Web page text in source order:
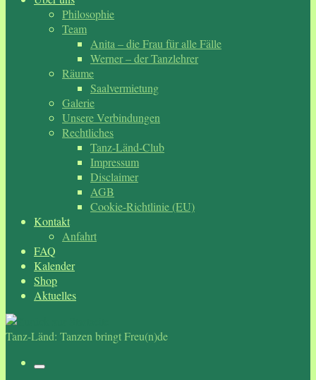
Philosophie
Team
Anita – die Frau für alle Fälle
Werner – der Tanzlehrer
Räume
Saalvermietung
Galerie
Unsere Verbindungen
Rechtliches
Tanz-Länd-Club
Impressum
Disclaimer
AGB
Cookie-Richtlinie (EU)
Kontakt
Anfahrt
FAQ
Kalender
Shop
Aktuelles
Tanz-Länd: Tanzen bringt Freu(n)de
Menü